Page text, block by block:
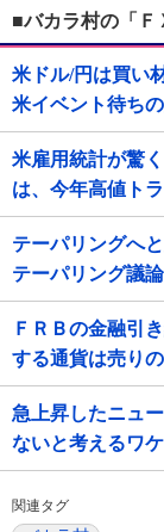
■バカラ村の「Ｆ
米ドル/円は買い
米イベント待ち
米雇用統計が驚
は、今年高値ト
テーパリングへ
テーパリング議
ＦＲＢの金融引
する通貨は売り
急上昇したニュ
ないと考えるワ
関連タグ